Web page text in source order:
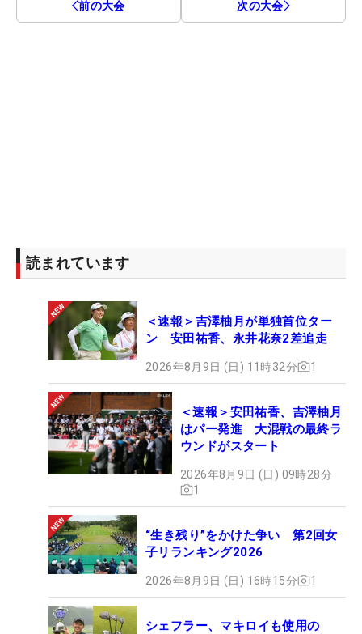
前の大会 次の大会
読まれています
＜速報＞吉澤柚月が単独首位ター
ン 安田祐香、永井花奈2差追走
2026年8月9日 (日) 11時32分 1
＜速報＞安田祐香、吉澤柚月
はパー発進 大混戦の最終ラ
ウンドがスタート
2026年8月9日 (日) 09時28分
1
“生き残り”をかけた争い 第2回女
子リランキング2026
2026年8月9日 (日) 16時15分 1
シェフラー、マキロイも使用の